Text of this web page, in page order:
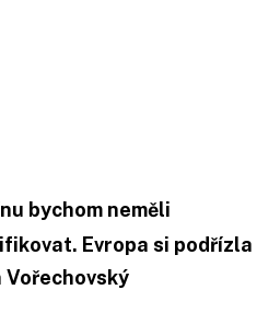
bychom neměli
Evropa si podřízla
Vořechovský